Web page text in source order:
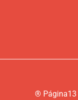
® Página13